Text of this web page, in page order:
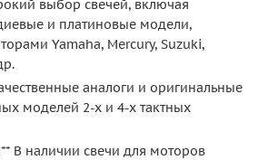
выбор свечей, включая
и платиновые модели,
Yamaha, Mercury, Suzuki,
аналоги и оригинальные
моделей 2-х и 4-х тактных
В наличии свечи для моторов